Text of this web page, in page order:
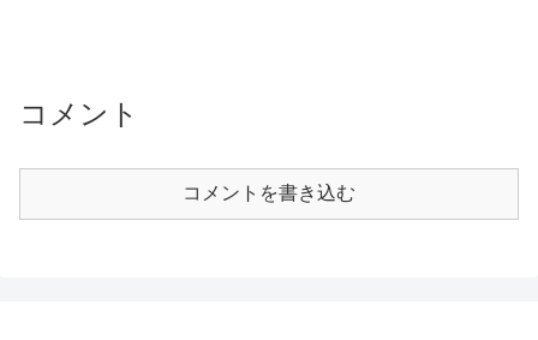
コメント
コメントを書き込む